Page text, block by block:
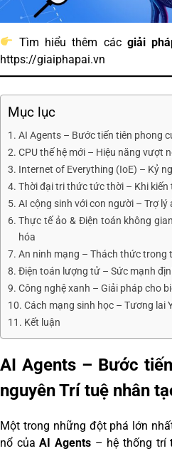
Tìm hiểu thêm các giải
https://giaiphapai.vn
Mục lục
AI Agents – Bước tiến tiên phong
CPU thế hệ mới – Hiệu năng vượt
Internet of Everything (IoE) – Kỷ
Thời đại tri thức tức thời – Khi kiến
AI cộng sinh với con người – Trợ lý
Thực tế ảo & Điện toán không
hóa
An ninh mạng – Thách thức trong
Điện toán lượng tử – Sức mạnh
Công nghệ xanh – Giải pháp cho
Cách mạng sinh học – Tương lai
Kết luận
AI Agents – Bước
nguyên Trí tuệ nhân
Một trong những đột phá lớn
nổ củaAI Agents– hệ thống trí